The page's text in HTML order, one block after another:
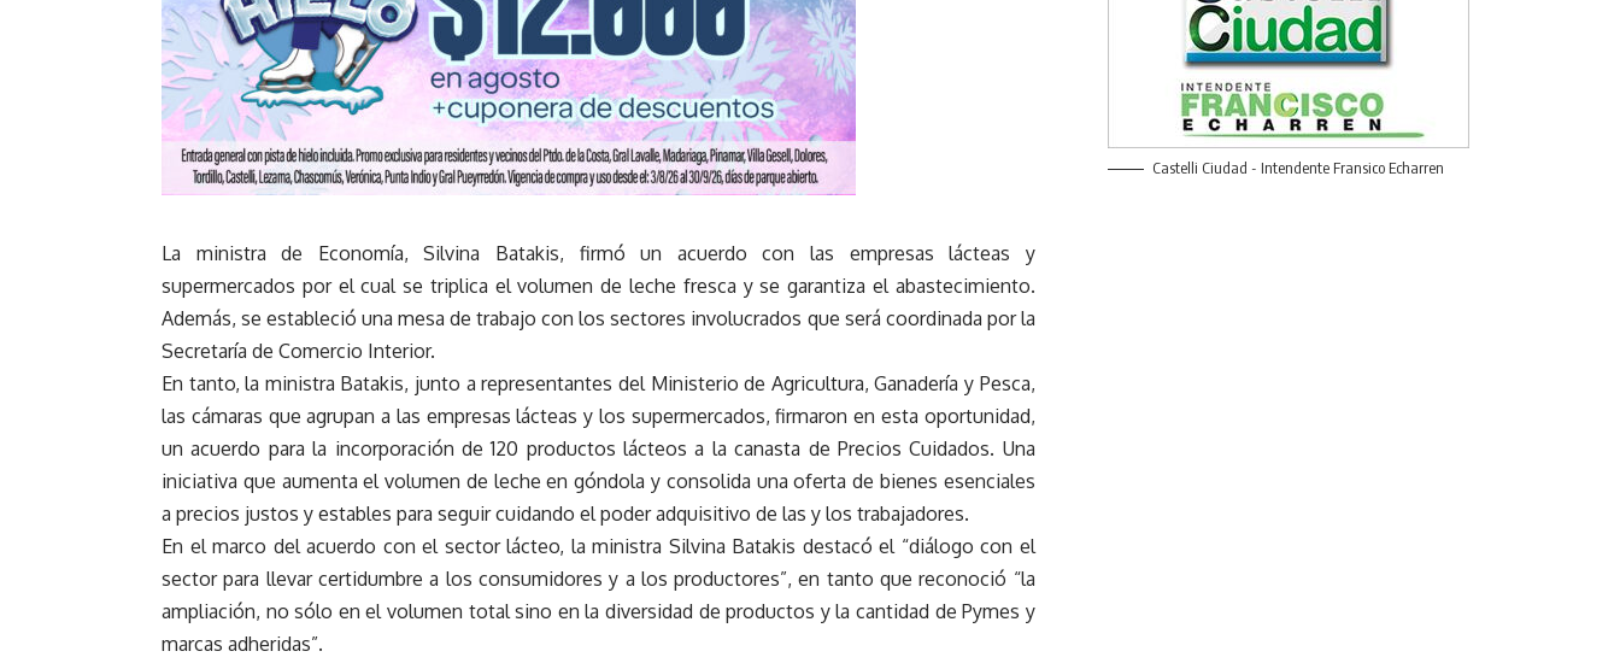
La ministra de Economía, Silvina Batakis, firmó un acuerdo con las empresas lácteas y
supermercados por el cual se triplica el volumen de leche fresca y se garantiza el abastecimiento.
Además, se estableció una mesa de trabajo con los sectores involucrados que será coordinada por la
Secretaría de Comercio Interior.
En tanto, la ministra Batakis, junto a representantes del Ministerio de Agricultura, Ganadería y Pesca,
las cámaras que agrupan a las empresas lácteas y los supermercados, firmaron en esta oportunidad,
un acuerdo para la incorporación de 120 productos lácteos a la canasta de Precios Cuidados. Una
iniciativa que aumenta el volumen de leche en góndola y consolida una oferta de bienes esenciales
a precios justos y estables para seguir cuidando el poder adquisitivo de las y los trabajadores.
En el marco del acuerdo con el sector lácteo, la ministra Silvina Batakis destacó el “diálogo con el
sector para llevar certidumbre a los consumidores y a los productores”, en tanto que reconoció “la
ampliación, no sólo en el volumen total sino en la diversidad de productos y la cantidad de Pymes y
marcas adheridas”.
Castelli Ciudad - Intendente Fransico Echarren